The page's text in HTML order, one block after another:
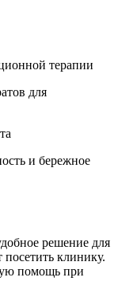
терапии
для
и бережное
решение для
клинику.
помощь при